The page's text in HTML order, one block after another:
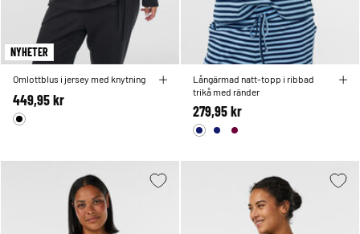
NYHETER
Omlottblus i jersey med knytning
449,95 kr
Långärmad natt-topp i ribbad
trikå med ränder
279,95 kr